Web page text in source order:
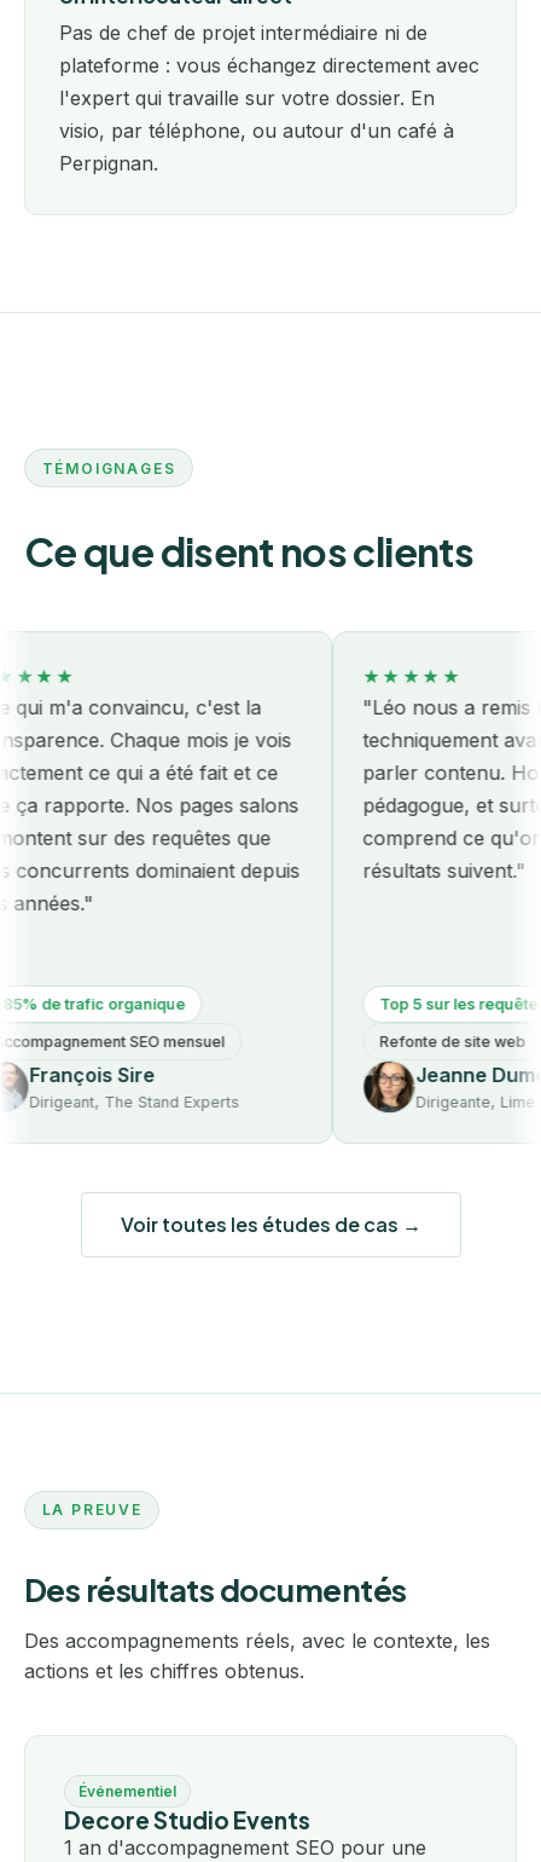
Pas de chef de projet intermédiaire ni de
plateforme : vous échangez directement avec
l'expert qui travaille sur votre dossier. En
visio, par téléphone, ou autour d'un café à
Perpignan.
TÉMOIGNAGES
Ce que disent nos clients
convaincu, c'est la
Chaque mois je vois
ce qui a été fait et ce
Nos pages salons
sur des requêtes que
dominaient depuis
trafic organique
SEO mensuel
Sire
The Stand Experts
★★★★★
"Léo nous a remis le
techniquement avant
parler contenu. Honnête,
pédagogue, et surtout
comprend ce qu'on
résultats suivent."
Top 5 sur les requêtes métier
Refonte de site web
Jeanne Dumont
Dirigeante, Lime & Co
Voir toutes les études de cas →
LA PREUVE
Des résultats documentés
Des accompagnements réels, avec le contexte, les
actions et les chiffres obtenus.
Événementiel
Decore Studio Events
1 an d'accompagnement SEO pour une